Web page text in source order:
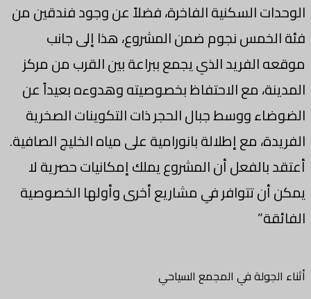
الوحدات السكنية الفاخرة، فضلاً عن وجود فندقين من
فئة الخمس نجوم ضمن المشروع، هذا إلى جانب
موقعه الفريد الذي يجمع ببراعة بين القرب من مركز
المدينة، مع الاحتفاظ بخصوصيته وهدوءه بعيداً عن
الضوضاء ووسط جبال الحجر ذات التكوينات الصخرية
الفريدة، مع إطلالة بانورامية على مياه الخليج الصافية.
أعتقد بالفعل أن المشروع يملك إمكانيات حصرية لا
يمكن أن تتوافر في مشاريع أخرى وأولها الخصوصية
الفائقة”
أثناء الجولة في المجمع السياحي